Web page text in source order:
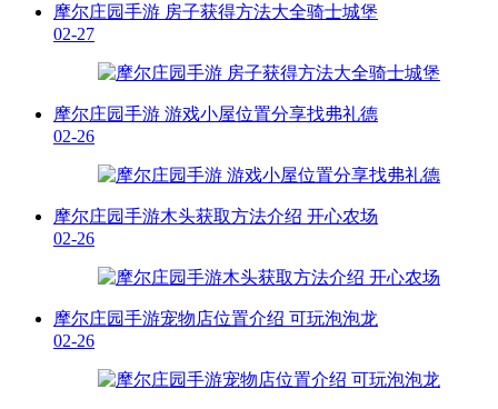
摩尔庄园手游 房子获得方法大全骑士城堡
02-27
摩尔庄园手游 游戏小屋位置分享找弗礼德
02-26
摩尔庄园手游木头获取方法介绍 开心农场
02-26
摩尔庄园手游宠物店位置介绍 可玩泡泡龙
02-26